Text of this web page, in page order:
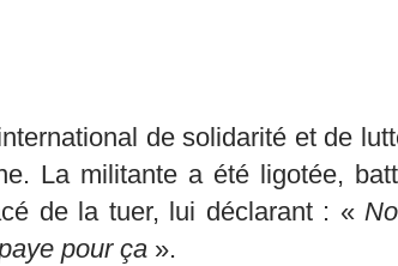
de solidarité et de
La militante a été ligotée,
de la tuer, lui déclarant : «
pour ça ».